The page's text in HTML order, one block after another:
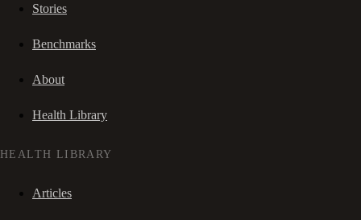
Stories
Benchmarks
About
Health Library
HEALTH LIBRARY
Articles